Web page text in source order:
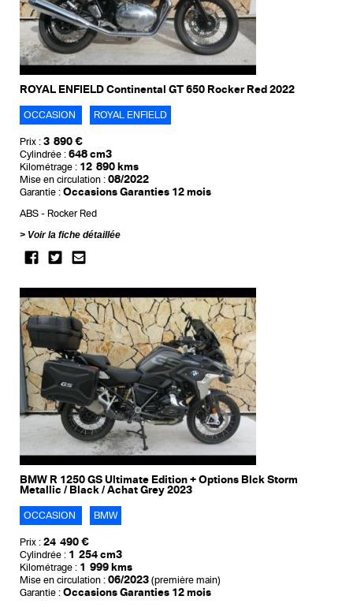
ROYAL ENFIELD Continental GT 650 Rocker Red 2022
OCCASION ROYAL ENFIELD
Prix : 3 890 €
Cylindrée : 648 cm3
Kilométrage : 12 890 kms
Mise en circulation : 08/2022
Garantie : Occasions Garanties 12 mois
ABS
Rocker Red
Voir la fiche détaillée
BMW R 1250 GS Ultimate Edition + Options Blck Storm
Metallic / Black / Achat Grey 2023
OCCASION BMW
Prix : 24 490 €
Cylindrée : 1 254 cm3
Kilométrage : 1 999 kms
Mise en circulation : 06/2023 (première main)
Garantie : Occasions Garanties 12 mois